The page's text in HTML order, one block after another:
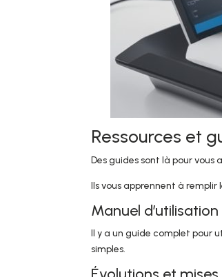
Ressources et
Des guides sont là pour vous
Ils vous apprennent à remplir
Manuel
Il y a un guide complet pour
simples.